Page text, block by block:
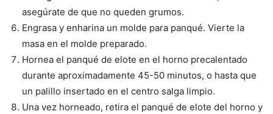
asegúrate de que no queden grumos.
Engrasa y enharina un molde para panqué. Vierte la
masa en el molde preparado.
Hornea el panqué de elote en el horno precalentado
durante aproximadamente 45-50 minutos, o hasta que
un palillo insertado en el centro salga limpio.
Una vez horneado, retira el panqué de elote del horno y